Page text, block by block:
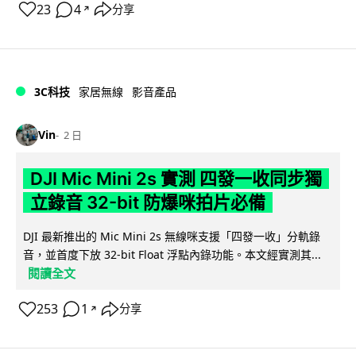
23 4 ↗ 分享
3C科技 家居無線 影音產品
Vin 2 日
DJI Mic Mini 2s 實測 四發一收同步獨
立錄音 32-bit 防爆咪拍片必備
DJI 最新推出的 Mic Mini 2s 無線咪支援「四發一收」分軌錄
音，並首度下放 32-bit Float 浮點內錄功能。本文經實測其...
閱讀全文
253 1 ↗ 分享